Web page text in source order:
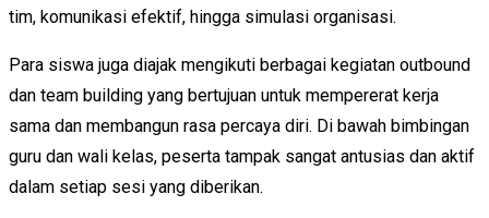
tim, komunikasi efektif, hingga simulasi organisasi.
Para siswa juga diajak mengikuti berbagai kegiatan outbound
dan team building yang bertujuan untuk mempererat kerja
sama dan membangun rasa percaya diri. Di bawah bimbingan
guru dan wali kelas, peserta tampak sangat antusias dan aktif
dalam setiap sesi yang diberikan.